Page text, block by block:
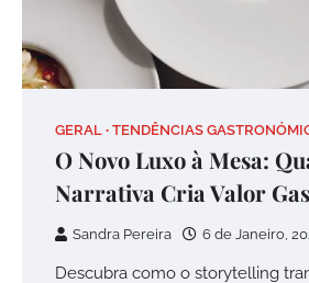
GERAL TENDÊNCIAS
O Novo Luxo à Mesa:
Narrativa Cria Valor
Sandra Pereira 6 de Janeiro,
Descubra como o storytelling